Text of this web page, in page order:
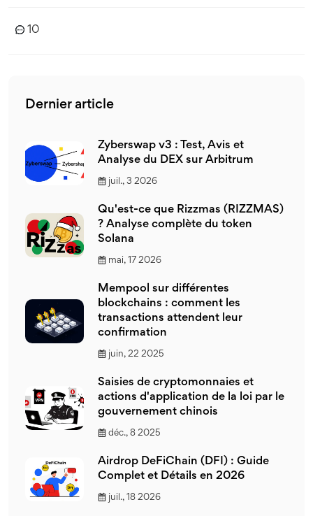
10
Dernier article
Zyberswap v3 : Test, Avis et
Analyse du DEX sur Arbitrum
juil., 3 2026
Qu'est-ce que Rizzmas (RIZZMAS)
? Analyse complète du token
Solana
mai, 17 2026
Mempool sur différentes
blockchains : comment les
transactions attendent leur
confirmation
juin, 22 2025
Saisies de cryptomonnaies et
actions d'application de la loi par le
gouvernement chinois
déc., 8 2025
Airdrop DeFiChain (DFI) : Guide
Complet et Détails en 2026
juil., 18 2026